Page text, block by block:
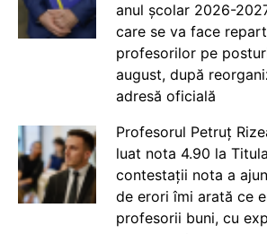
anul școlar 2026-
care se va face
profesorilor pe
august, după
adresă oficială
Profesorul Petruț
luat nota 4.90 la
contestații nota a
de erori îmi arată ce
profesorii buni, cu